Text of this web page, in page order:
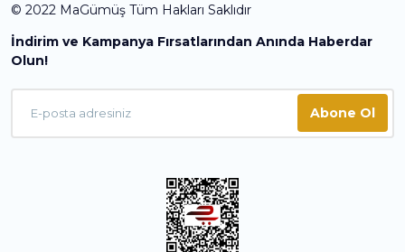
© 2022 MaGümüş Tüm Hakları Saklıdır
İndirim ve Kampanya Fırsatlarından Anında Haberdar
Olun!
Abone Ol